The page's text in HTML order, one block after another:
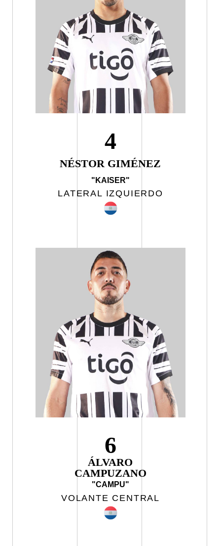
4
NÉSTOR GIMÉNEZ
"KAISER"
LATERAL IZQUIERDO
6
ÁLVARO
CAMPUZANO
"CAMPU"
VOLANTE CENTRAL